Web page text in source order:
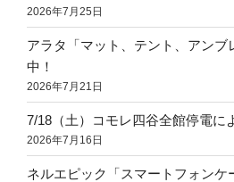
2026年7月25日
アラタ「マット、テント、アンブ
中！
2026年7月21日
7/18（土）コモレ四谷全館停電に
2026年7月16日
ネルエピック「スマートフォンケ